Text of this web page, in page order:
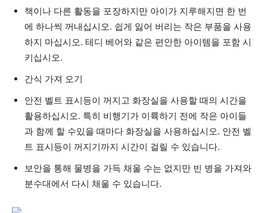
책이나 다른 활동을 포장하지만 아이가 지루해지면 한 번
에 하나씩 꺼내십시오. 쉽게 잃어 버리는 작은 부품을 사용
하지 마십시오. 테디 베어와 같은 편안한 아이템을 포함 시
키십시오.
간식 가져 오기
안전 벨트 표시등이 꺼지고 화장실을 사용할 때의 시간을
활용하십시오. 특히 비행기가 이륙하기 전에 작은 아이들
과 함께 할 수있을 때마다 화장실을 사용하십시오. 안전 벨
트 표시등이 꺼지기까지 시간이 걸릴 수 있습니다.
보안을 통해 물병을 가득 채울 수는 없지만 빈 병을 가져와
분수대에서 다시 채울 수 있습니다.